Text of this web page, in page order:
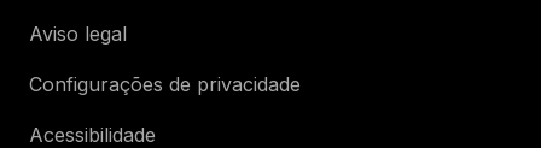
Aviso legal
Configurações de privacidade
Acessibilidade